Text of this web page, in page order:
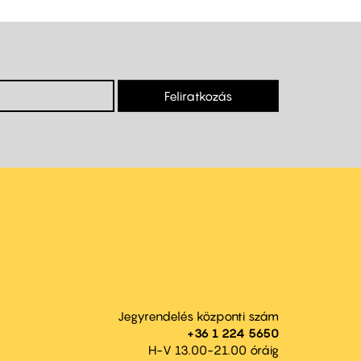
Feliratkozás
Jegyrendelés központi szám
+36 1 224 5650
H-V 13.00-21.00 óráig